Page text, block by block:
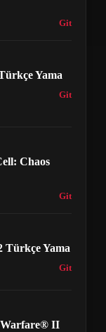
Git
Yama
Git
Chaos
Git
Türkçe Yama
Git
II